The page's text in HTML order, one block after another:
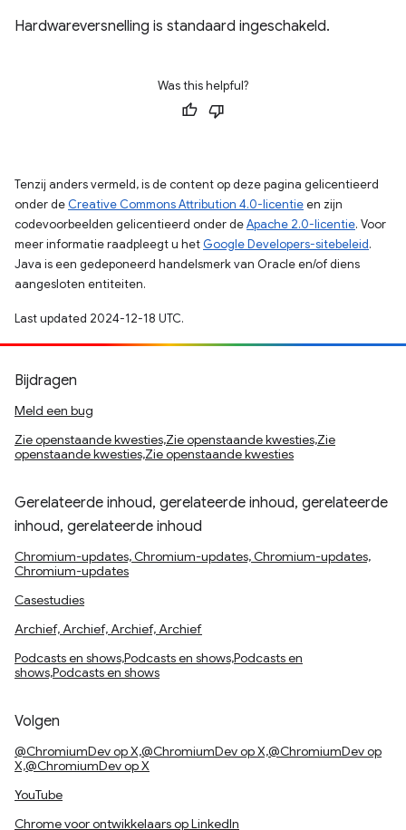
Hardwareversnelling is standaard ingeschakeld.
Was this helpful?
Tenzij anders vermeld, is de content op deze pagina gelicentieerd
onder de Creative Commons Attribution 4.0-licentieen zijn
codevoorbeelden gelicentieerd onder deApache 2.0-licentie. Voor
meer informatie raadpleegt u het Google Developers-sitebeleid.
Java is een gedeponeerd handelsmerk van Oracle en/of diens
aangesloten entiteiten.
Last updated 2024-12-18 UTC.
Bijdragen
Meld een bug
Zie openstaande kwesties,Zie openstaande kwesties,Zie
openstaande kwesties,Zie openstaande kwesties
Gerelateerde inhoud, gerelateerde inhoud, gerelateerde
inhoud, gerelateerde inhoud
Chromium-updates, Chromium-updates, Chromium-updates,
Chromium-updates
Casestudies
Archief, Archief, Archief, Archief
Podcasts en shows,Podcasts en shows,Podcasts en
shows,Podcasts en shows
Volgen
@ChromiumDev op X,@ChromiumDev op X,@ChromiumDev op
X,@ChromiumDev op X
YouTube
Chrome voor ontwikkelaars op LinkedIn